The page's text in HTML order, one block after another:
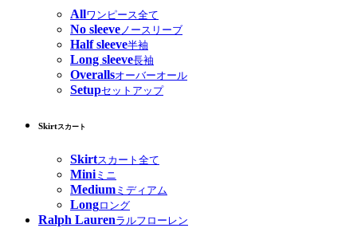
Allワンピース全て
No sleeveノースリーブ
Half sleeve半袖
Long sleeve長袖
Overallsオーバーオール
Setupセットアップ
Skirtスカート
Skirtスカート全て
Miniミニ
Medium ミディアム
Longロング
Ralph Laurenラルフローレン